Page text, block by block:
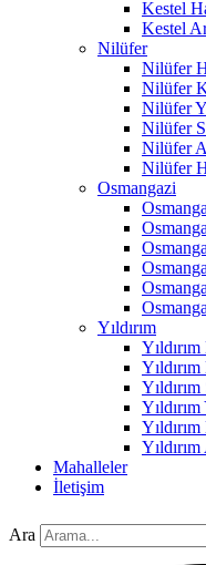
panel
panel
Kestel
Kestel
Nilüfer
Nilüfer
Nilüfer
Nilüfer
Nilüfer
Nilüfer
Nilüfer
Osmangazi
Yıldırım
Mahalleler
İletişim
Ara